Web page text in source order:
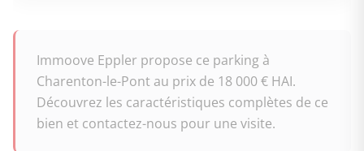
Immoove Eppler propose ce parking à
Charenton-le-Pont au prix de 18 000 € HAI.
Découvrez les caractéristiques complètes de ce
bien et contactez-nous pour une visite.